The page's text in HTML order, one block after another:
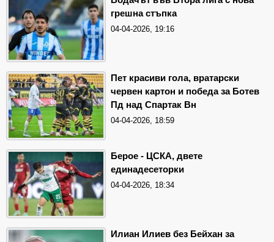
грешна стъпка
04-04-2026, 19:16
Пет красиви гола, вратарски
червен картон и победа за Ботев
Пд над Спартак Вн
04-04-2026, 18:59
Берое - ЦСКА, двете
единадесеторки
04-04-2026, 18:34
Илиан Илиев без Бейхан за